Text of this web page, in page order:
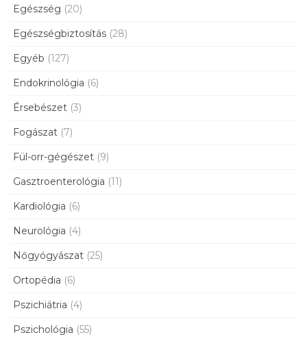
Egészség (20)
Egészségbiztosítás (28)
Egyéb (127)
Endokrinológia (6)
Érsebészet (3)
Fogászat (7)
Fül-orr-gégészet (9)
Gasztroenterológia (11)
Kardiológia (6)
Neurológia (4)
Nőgyógyászat (25)
Ortopédia (6)
Pszichiátria (4)
Pszichológia (55)